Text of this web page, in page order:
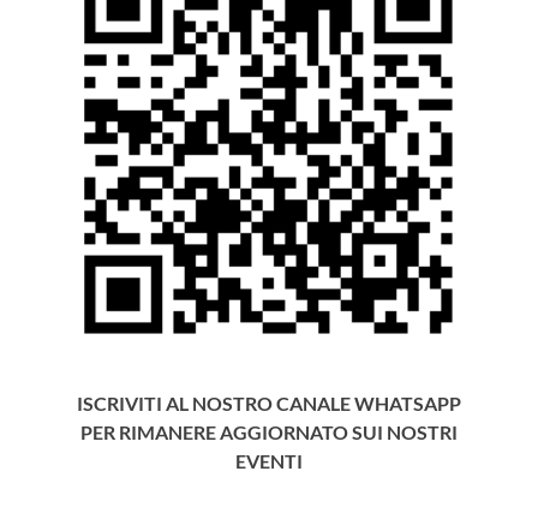
ISCRIVITI AL NOSTRO CANALE WHATSAPP
PER RIMANERE AGGIORNATO SUI NOSTRI
EVENTI